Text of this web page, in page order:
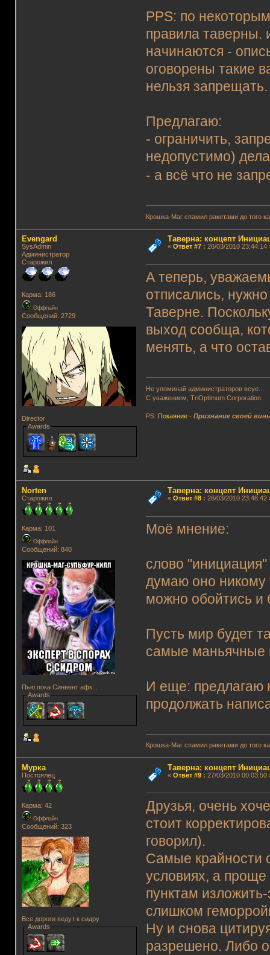
PPS: по
правила таверны.
начинаются -
оговорены такие
нельзя запрещать.
Предлагаю:
- ограничить,
недопустимо)
- а всё что не
Крошка-Маг спамил ракетами до того
Evengard
SysAdmin
Администратор
Старожил
Карма: 186
Оффлайн
Сообщений: 2729
Director
Awards
Таверна: концепт
« Ответ #7: 26/03/2010 23:44:14
А теперь,
отписались,
Таверне.
выход сообща,
менять, а что
Не упоминай администраторов всуе...
С уважением, TriOptimum Corporation
PS: Покаяние -Признание своей
Norten
Старожил
Карма: 101
Оффлайн
Сообщений: 840
Пью пока Синвент афк...
Awards
Таверна: концепт
« Ответ #8: 26/03/2010 23:48:42
Моё мнение:
слово
думаю оно
можно обойтись и
Пусть мир будет
самые маньячные
И еще: предлагаю
продолжать
Крошка-Маг спамил ракетами до того
Мурка
Постоялец
Карма: 42
Оффлайн
Сообщений: 323
Все дороги ведут к сидру
Awards
Таверна: концепт
« Ответ #9: 27/03/2010 00:03:50
Друзья, очень
стоит
говорил).
Самые крайности
условиях, а
пунктам
слишком
Ну и снова
разрешено. Либо